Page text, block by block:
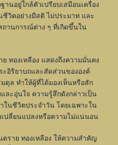
นอยู่ใกล้ตัวเปรียบเสมือนเครื่อง
ชีวิตอย่างมีสติ ไม่ประมาท และ
ถานการณ์ต่าง ๆ ที่เกิดขึ้นใน
ทองเหลือง แสดงถึงความมั่นคง
อิริยาบถและสัดส่วนขององค์
ดุล ทำให้ผู้ที่ได้มองเห็นหรือสัก
ละอุ่นใจ ความรู้สึกดังกล่าวเป็น
ในชีวิตประจำวัน โดยเฉพาะใน
ปลี่ยนแปลงหรือความไม่แน่นอน
ราย ทองเหลือง ให้ความสำคัญ